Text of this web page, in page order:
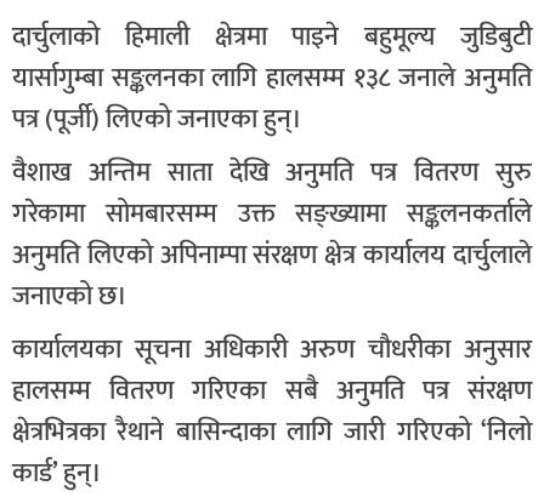
दार्चुलाको हिमाली क्षेत्रमा पाइने बहुमूल्य जुडिबुटी
यार्सागुम्बा सङ्कलनका लागि हालसम्म १३८ जनाले अनुमति
पत्र (पूर्जी) लिएको जनाएका हुन्।
वैशाख अन्तिम साता देखि अनुमति पत्र वितरण सुरु
गरेकामा सोमबारसम्म उक्त सङ्ख्यामा सङ्कलनकर्ताले
अनुमति लिएको अपिनाम्पा संरक्षण क्षेत्र कार्यालय दार्चुलाले
जनाएको छ।
कार्यालयका सूचना अधिकारी अरुण चौधरीका अनुसार
हालसम्म वितरण गरिएका सबै अनुमति पत्र संरक्षण
क्षेत्रभित्रका रैथाने बासिन्दाका लागि जारी गरिएको ‘निलो
कार्ड’ हुन्।